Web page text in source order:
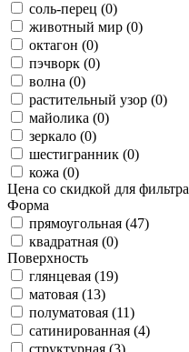
соль-перец (0)
животный мир (0)
октагон (0)
пэчворк (0)
волна (0)
растительный узор (0)
майолика (0)
зеркало (0)
шестигранник (0)
кожа (0)
Цена со скидкой для фильтра
Форма
прямоугольная (47)
квадратная (0)
Поверхность
глянцевая (19)
матовая (13)
полуматовая (11)
сатинированная (4)
структурная (3)